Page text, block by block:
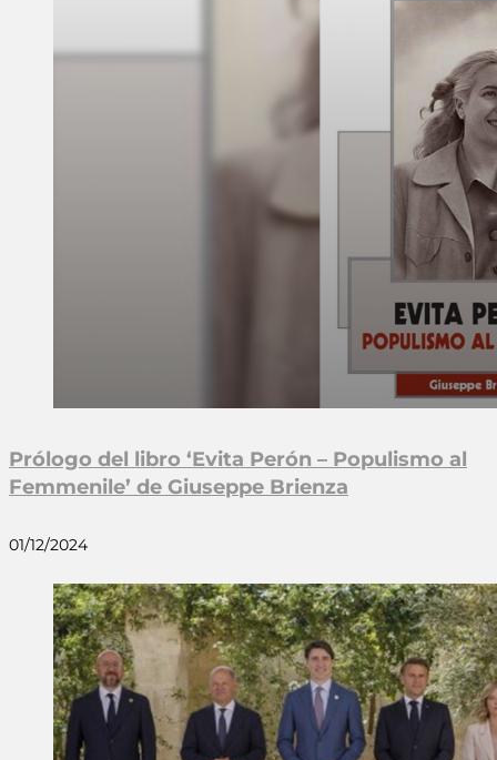
Prólogo del libro ‘Evita Perón – Populismo al
Femmenile’ de Giuseppe Brienza
01/12/2024